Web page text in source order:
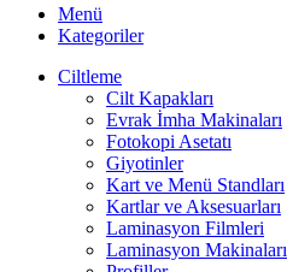
Menü
Kategoriler
Ciltleme
Cilt Kapakları
Evrak İmha Makinaları
Fotokopi Asetatı
Giyotinler
Kart ve Menü Standları
Kartlar ve Aksesuarları
Laminasyon Filmleri
Laminasyon Makinaları